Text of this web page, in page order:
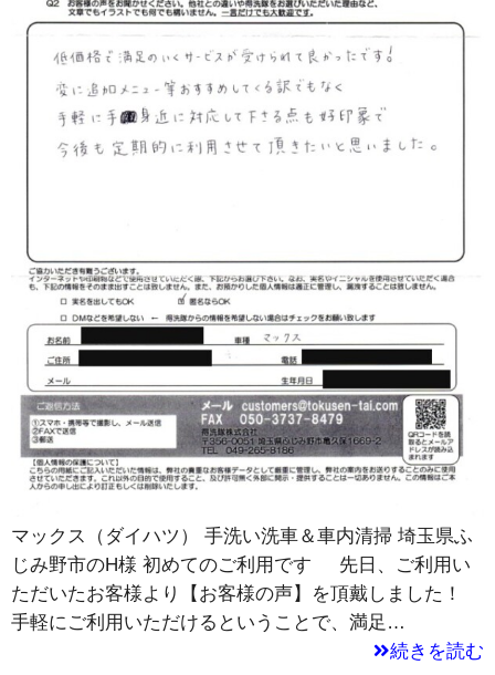
マックス（ダイハツ） 手洗い洗車＆車内清掃 埼玉県ふ
じみ野市のH様 初めてのご利用です 先日、ご利用い
ただいたお客様より【お客様の声】を頂戴しました！
手軽にご利用いただけるということで、満足…
続きを読む